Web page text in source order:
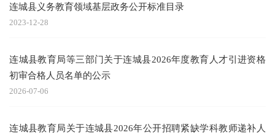
连城县义务教育领域基层政务公开标准目录
2023-12-28
连城县教育局等三部门关于连城县2026年度教育人才引进资格
初审合格人员名单的公示
2026-07-06
连城县教育局关于连城县2026年公开招聘紧缺学科教师递补人